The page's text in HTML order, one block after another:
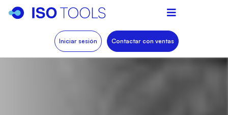
Iniciar sesión Contactar con ventas